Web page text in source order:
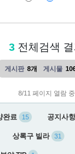
3 전체검색
게시판 8개 게시물
8/11 페이지 열람 중
완료 15 공지사항
상록구 빌라 31